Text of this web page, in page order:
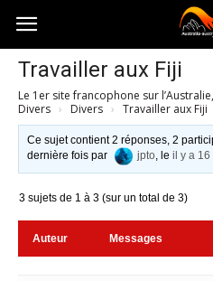
Australia-
australie.com
Travailler aux Fiji
Le 1er site francophone sur
Divers › Divers › Travailler aux Fiji
Ce sujet contient 2 réponses, 2
dernière fois par
jpto, leil y a 16
3 sujets de 1 à 3 (sur un total de 3)
Auteur Messages